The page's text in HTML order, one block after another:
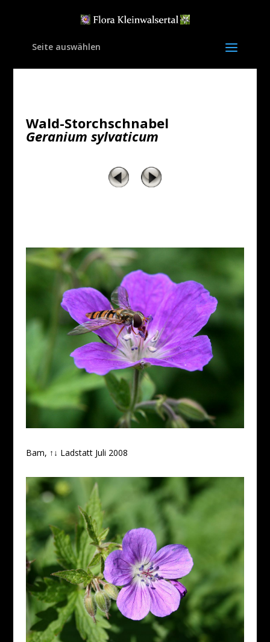
Seite auswählen
Wald-Storchschnabel
Geranium sylvaticum
Bam, ↑↓ Ladstatt Juli 2008